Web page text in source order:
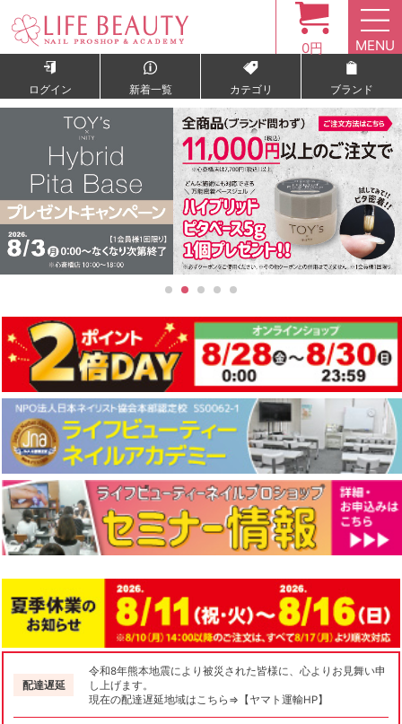
0円 MENU
ログイン 新着一覧 カテゴリ ブランド
配達遅延
令和8年熊本地震により被災された皆様に、心よりお見舞い申
し上げます。
現在の配達遅延地域はこちら⇒【ヤマト運輸HP】